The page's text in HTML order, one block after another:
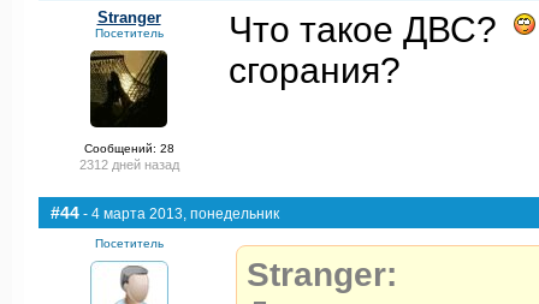
Stranger
Посетитель
Сообщений: 28
2312 дней назад
Что такое ДВС?
сгорания?
#44 - 4 марта 2013, понедельник
Посетитель
Stranger: